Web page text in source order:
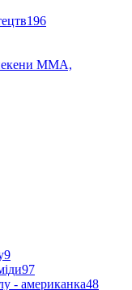
196
ММА,
9
97
- американка48